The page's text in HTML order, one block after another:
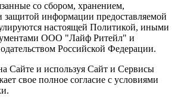
со сбором, хранением,
защитой информации предоставляемой
настоящей Политикой, иными
ООО "Лайф Ритейл" и
Российской Федерации.
Сайте и используя Сайт и Сервисы
свое полное согласие с условиями